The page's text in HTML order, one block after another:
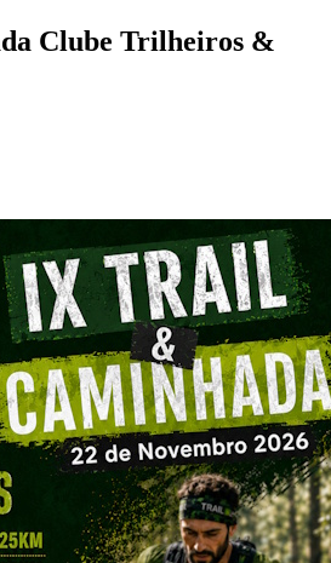
Clube Trilheiros &